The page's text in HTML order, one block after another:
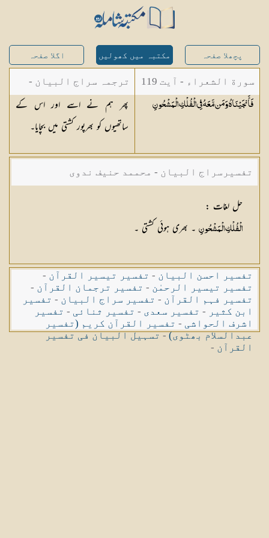
پچھلا صفحہ مکتبہ میں کھولیں اگلا صفحہ
سورة الشعراء - آیت 119
فَأَنجَيْنَاهُ وَمَن مَّعَهُ فِي الْفُلْكِالْمَشْحُونِ
ترجمہ سراج البیان -
مستفاد از ترجمتین
شاہ عبدالقادر دھلوی/
شاہ رفیع الدین دھلوی
پھر ہم نے اسے اور اس کے
ساتھیوں کو بھرپور کشتی میں بچایا۔
تفسیرسراج البیان - محممد حنیف ندوی
حل لغات :
الْفُلْكِ الْمَشْحُونِ ۔ بھری ہوئی کشتی ۔
تفسیر احسن البیان - تفسیر تیسیر القرآن -
تفسیر تیسیر الرحمٰن - تفسیر ترجمان القرآن -
تفسیر فہم القرآن - تفسیر سراج البیان - تفسیر
ابن کثیر - تفسیر سعدی - تفسیر ثنائی - تفسیر
اشرف الحواشی - تفسیر القرآن کریم (تفسیر
عبدالسلام بھٹوی)-تسہیل البیان فی تفسیر
القرآن -